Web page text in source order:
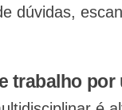
dúvidas,
trabalho